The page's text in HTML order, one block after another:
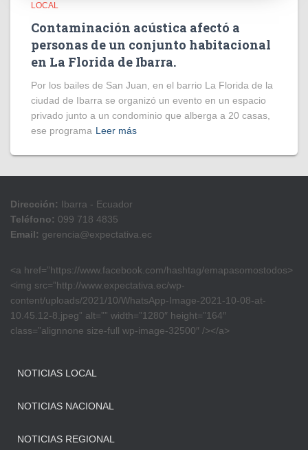
LOCAL
Contaminación acústica afectó a
personas de un conjunto habitacional
en La Florida de Ibarra.
Por los bailes de San Juan, en el barrio La Florida de la
ciudad de Ibarra se organizó un evento en un espacio
privado junto a un condominio que alberga a 20 casas,
ese programa Leer más
Dirección: Ibarra - Ecuador
Teléfono: 099 718 4835
Email: gerencia@expectativa.ec
<a href=”https://www.facebook.com/hashtag/emapasomostodos>
<img src=”http://www.expectativa.ec/wp-
content/uploads/2021/10/WhatsApp-Image-2021-10-08-at-
10.45.12-8.jpeg” alt=”” width=”1280″ height=”164″
class=”alignnone size-full wp-image-32500″ /></a>
NOTICIAS LOCAL
NOTICIAS NACIONAL
NOTICIAS REGIONAL